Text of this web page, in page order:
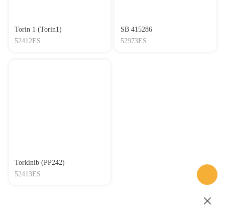
Torin 1 (Torin1)
52412ES
SB 415286
52973ES
Torkinib (PP242)
52413ES